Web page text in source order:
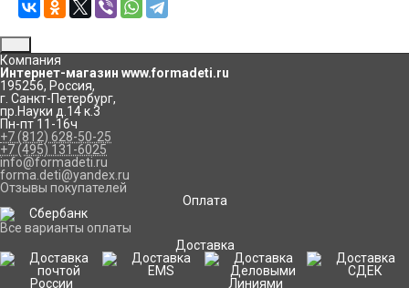
Компания
Интернет-магазин www.formadeti.ru
195256, Россия,
г. Санкт-Петербург,
пр.Науки д.14 к.3
Пн-пт 11-16ч
+7 (812) 628-50-25
+7 (495) 131-6025
info@formadeti.ru
forma.deti@yandex.ru
Отзывы покупателей
Оплата
Все варианты оплаты
Доставка